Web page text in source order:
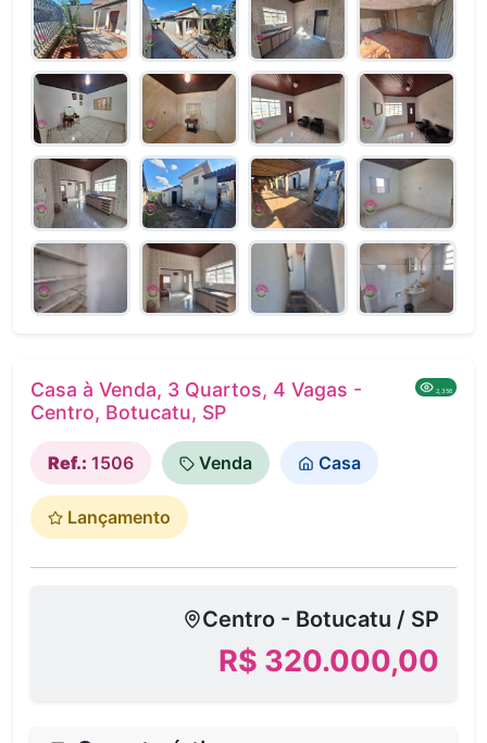
Casa à Venda, 3 Quartos, 4 Vagas -
Centro, Botucatu, SP
2,356
Ref.: 1506 Venda Casa
Lançamento
Centro - Botucatu / SP
R$ 320.000,00